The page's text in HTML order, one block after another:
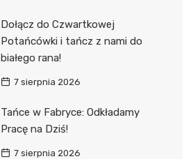
Dołącz do Czwartkowej
Potańcówki i tańcz z nami do
białego rana!
7 sierpnia 2026
Tańce w Fabryce: Odkładamy
Pracę na Dziś!
7 sierpnia 2026